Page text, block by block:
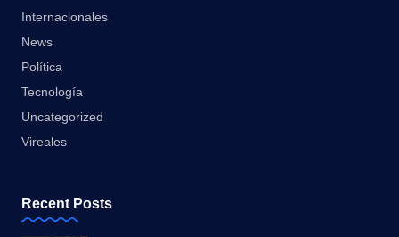
Internacionales
News
Política
Tecnología
Uncategorized
Vireales
Recent Posts